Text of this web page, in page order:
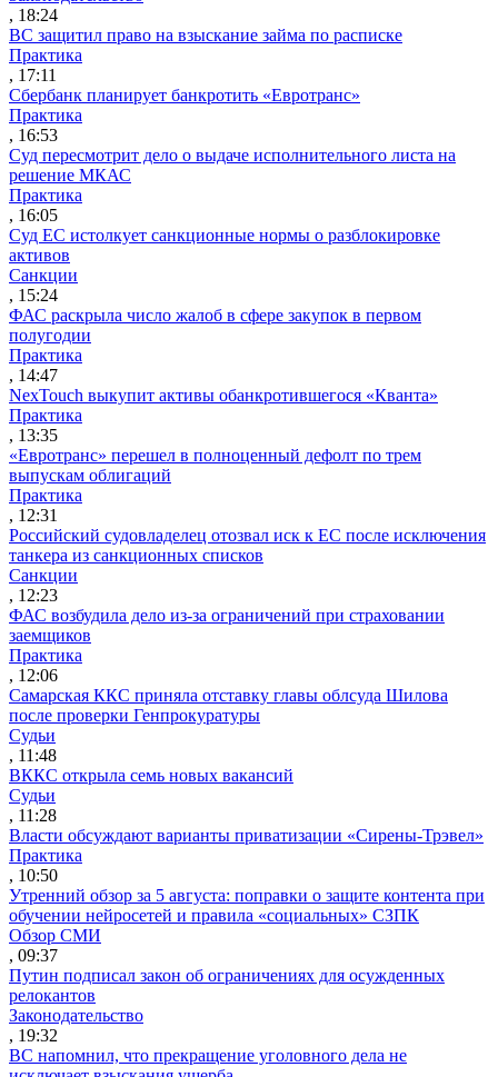
, 18:24
ВС защитил право на взыскание займа по расписке
Практика
, 17:11
Сбербанк планирует банкротить «Евротранс»
Практика
, 16:53
Суд пересмотрит дело о выдаче исполнительного листа на
решение МКАС
Практика
, 16:05
Суд ЕС истолкует санкционные нормы о разблокировке
активов
Санкции
, 15:24
ФАС раскрыла число жалоб в сфере закупок в первом
полугодии
Практика
, 14:47
NexTouch выкупит активы обанкротившегося «Кванта»
Практика
, 13:35
«Евротранс» перешел в полноценный дефолт по трем
выпускам облигаций
Практика
, 12:31
Российский судовладелец отозвал иск к ЕС после исключения
танкера из санкционных списков
Санкции
, 12:23
ФАС возбудила дело из-за ограничений при страховании
заемщиков
Практика
, 12:06
Самарская ККС приняла отставку главы облсуда Шилова
после проверки Генпрокуратуры
Судьи
, 11:48
ВККС открыла семь новых вакансий
Судьи
, 11:28
Власти обсуждают варианты приватизации «Сирены-Трэвел»
Практика
, 10:50
Утренний обзор за 5 августа: поправки о защите контента при
обучении нейросетей и правила «социальных» СЗПК
Обзор СМИ
, 09:37
Путин подписал закон об ограничениях для осужденных
релокантов
Законодательство
, 19:32
ВС напомнил, что прекращение уголовного дела не